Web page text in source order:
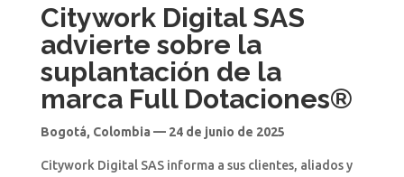
Citywork Digital SAS
advierte sobre la
suplantación de la
marca Full Dotaciones®
Bogotá, Colombia — 24 de junio de 2025
Citywork Digital SAS informa a sus clientes, aliados y